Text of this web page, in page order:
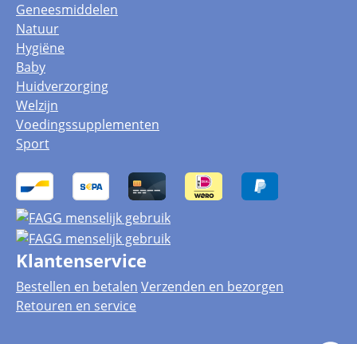
Geneesmiddelen
Natuur
Hygiëne
Baby
Huidverzorging
Welzijn
Voedingssupplementen
Sport
Klantenservice
Bestellen en betalen Verzenden en bezorgen
Retouren en service